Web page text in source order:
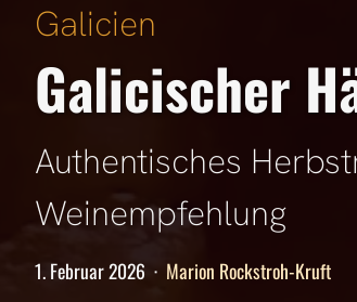
Galicien
Galicischer
Authentisches
Weinempfehlung
1. Februar 2026 · Marion Rockstroh-Kruft